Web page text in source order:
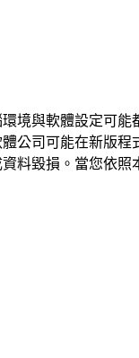
境與軟體設定可
公司可能在新版
料毀損。當您依